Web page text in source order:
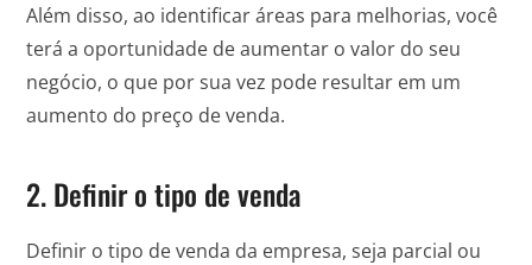
Além disso, ao identificar áreas para melhorias, você
terá a oportunidade de aumentar o valor do seu
negócio, o que por sua vez pode resultar em um
aumento do preço de venda.
2. Definir o tipo de venda
Definir o tipo de venda da empresa, seja parcial ou